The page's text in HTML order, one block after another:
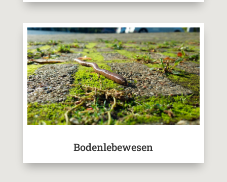
Bodenlebewesen